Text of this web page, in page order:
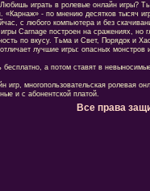
играть в ролевые онлайн игры?
«Карнаж» - по мнению десятков тысяч
с любого компьютера и без
Carnage построен на сражениях, но
по вкусу. Тьма и Свет, Порядок и
лучшие игры: опасных монстров
бесплатно, а потом ставят в
игр, многопользовательская ролевая
и с абонентской платой.
Все права